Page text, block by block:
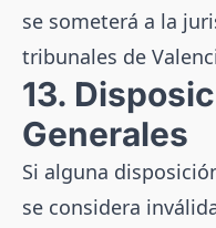
se someterá a la
tribunales de
13.
Generales
Si alguna
se considera